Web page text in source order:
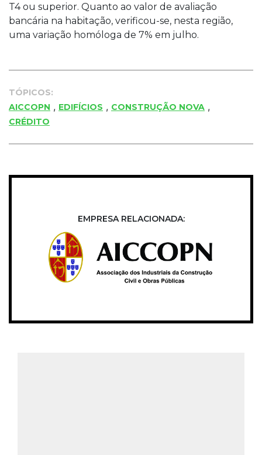
T4 ou superior. Quanto ao valor de avaliação
bancária na habitação, verificou-se, nesta região,
uma variação homóloga de 7% em julho.
TÓPICOS:
AICCOPN , EDIFÍCIOS , CONSTRUÇÃO NOVA ,
CRÉDITO
EMPRESA RELACIONADA: